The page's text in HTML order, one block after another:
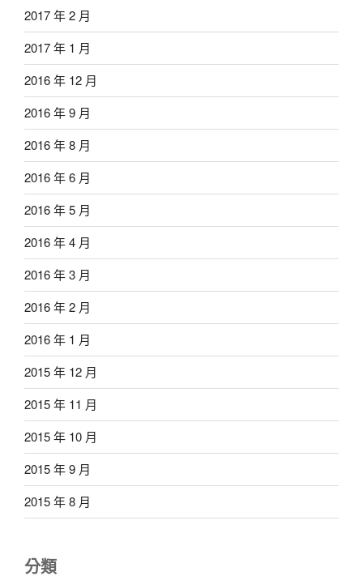
2017 年 2 月
2017 年 1 月
2016 年 12 月
2016 年 9 月
2016 年 8 月
2016 年 6 月
2016 年 5 月
2016 年 4 月
2016 年 3 月
2016 年 2 月
2016 年 1 月
2015 年 12 月
2015 年 11 月
2015 年 10 月
2015 年 9 月
2015 年 8 月
分類